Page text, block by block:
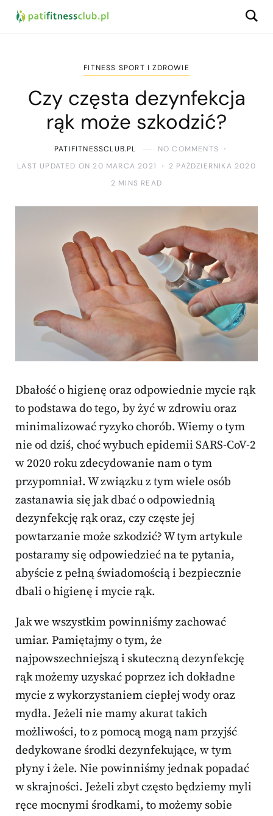
FITNESS SPORT I ZDROWIE
Czy częsta dezynfekcja
rąk może szkodzić?
PATIFITNESSCLUB.PL
NO COMMENTS
LAST UPDATED ON 20 MARCA 2021
2 PAŹDZIERNIKA 2020
2 MINS READ
Dbałość o higienę oraz odpowiednie mycie rąk
to podstawa do tego, by żyć w zdrowiu oraz
minimalizować ryzyko chorób. Wiemy o tym
nie od dziś, choć wybuch epidemii SARS-CoV-2
w 2020 roku zdecydowanie nam o tym
przypomniał. W związku z tym wiele osób
zastanawia się jak dbać o odpowiednią
dezynfekcję rąk oraz, czy częste jej
powtarzanie może szkodzić? W tym artykule
postaramy się odpowiedzieć na te pytania,
abyście z pełną świadomością i bezpiecznie
dbali o higienę i mycie rąk.
Jak we wszystkim powinniśmy zachować
umiar. Pamiętajmy o tym, że
najpowszechniejszą i skuteczną dezynfekcję
rąk możemy uzyskać poprzez ich dokładne
mycie z wykorzystaniem ciepłej wody oraz
mydła. Jeżeli nie mamy akurat takich
możliwości, to z pomocą mogą nam przyjść
dedykowane środki dezynfekujące, w tym
płyny i żele. Nie powinniśmy jednak popadać
w skrajności. Jeżeli zbyt często będziemy myli
ręce mocnymi środkami, to możemy sobie